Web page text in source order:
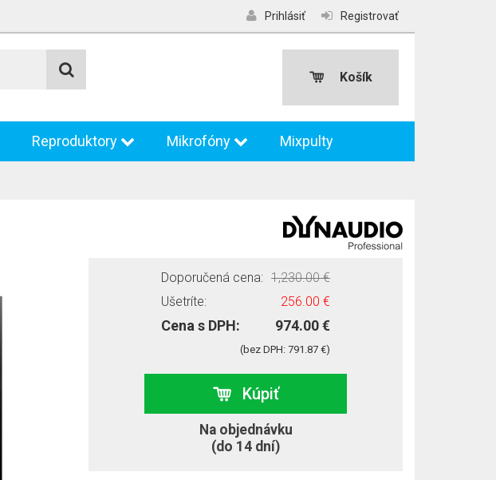
Prihlásiť Registrovať
Košík
Reproduktory Mikrofóny Mixpulty
Doporučená cena: 1,230.00 €
Ušetríte:
256.00 €
Cena s DPH: 974.00 €
(bez DPH: 791.87 €)
Kúpiť
Na objednávku
(do 14 dní)